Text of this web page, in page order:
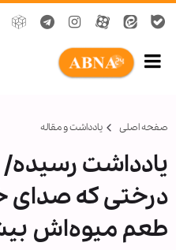
صفحه اصلی یادداشت و مقاله
یادداشت
درختی که
طعم میوه‌اش